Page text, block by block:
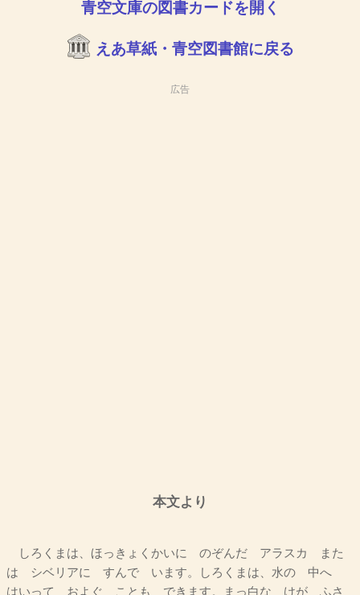
青空文庫の図書カードを開く
えあ草紙・青空図書館に戻る
広告
本文より
しろくまは、ほっきょくかいに のぞんだ アラスカ また
は シベリアに すんで います。しろくまは、水の 中へ
はいって およぐ ことも できます。まっ白な けが ふさ